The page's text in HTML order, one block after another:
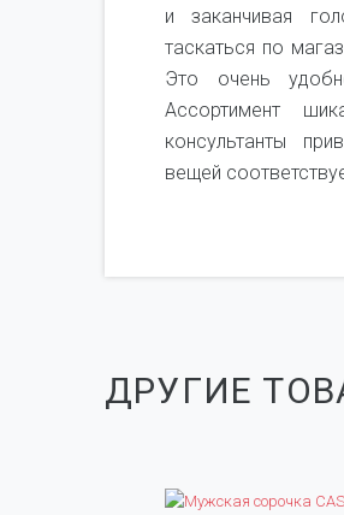
и заканчивая
таскаться по
Это очень
Ассортимент
консультанты
вещей
ДРУГИЕ